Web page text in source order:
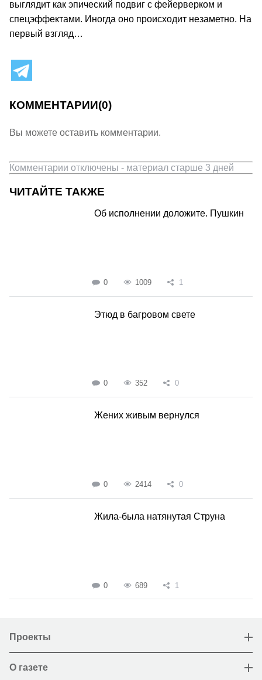
выглядит как эпический подвиг с фейерверком и
спецэффектами. Иногда оно происходит незаметно. На
первый взгляд…
КОММЕНТАРИИ(0)
Вы можете оставить комментарии.
Комментарии отключены - материал старше 3 дней
ЧИТАЙТЕ ТАКЖЕ
Об исполнении доложите. Пушкин
0 1009 1
Этюд в багровом свете
0 352 0
Жених живым вернулся
0 2414 0
Жила-была натянутая Струна
0 689 1
Проекты
О газете